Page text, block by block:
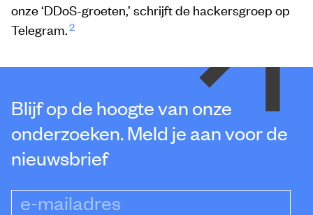
onze ‘DDoS-groeten,’ schrijft de hackersgroep op
Telegram.2
Blijf op de hoogte van onze
onderzoeken. Meld je aan voor de
nieuwsbrief
e-mailadres